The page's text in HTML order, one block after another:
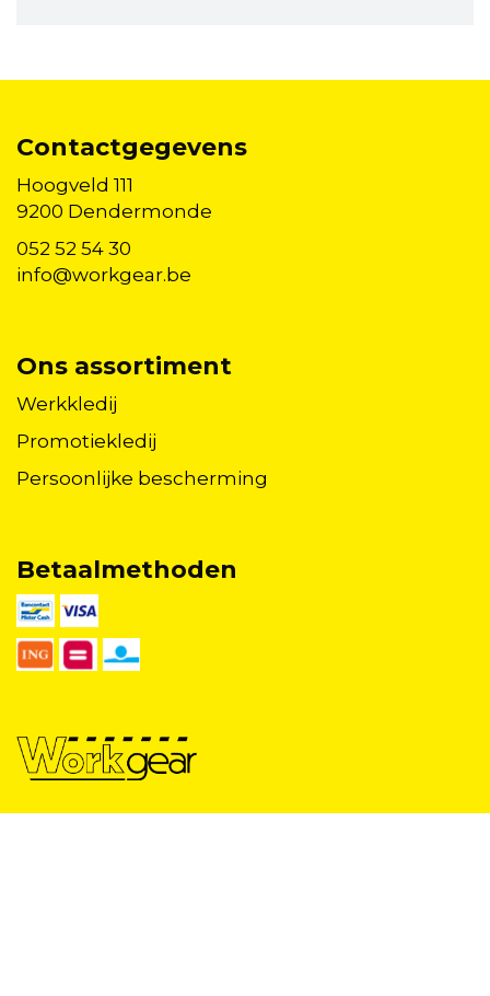
Contactgegevens
Hoogveld 111
9200 Dendermonde
052 52 54 30
info@workgear.be
Ons assortiment
Werkkledij
Promotiekledij
Persoonlijke bescherming
Betaalmethoden